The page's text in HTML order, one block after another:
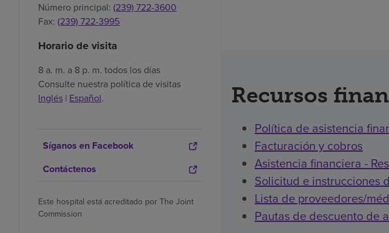
Número principal: (239) 722-3600
Fax: (239) 722-3995
Horario de visita
8 a. m. a 8 p. m. todos los días
Consulte nuestra política de visitas
Inglés | Español.
Síganos en Facebook
Contáctenos
Este hospital está acreditado por The Joint
Commission
Recursos
Política de asistencia
Facturación y cobros
Asistencia financiera -
Solicitud e instrucciones
Lista de proveedores/
Pautas de descuento de